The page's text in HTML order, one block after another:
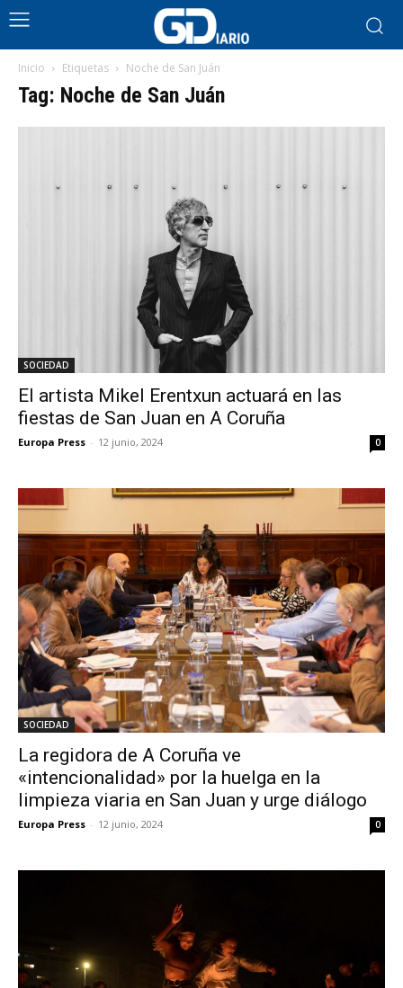
Inicio Etiquetas Noche de San Juán
Tag: Noche de San Juán
SOCIEDAD
El artista Mikel Erentxun actuará en las
fiestas de San Juan en A Coruña
Europa Press - 12 junio, 2024 0
SOCIEDAD
La regidora de A Coruña ve
«intencionalidad» por la huelga en la
limpieza viaria en San Juan y urge diálogo
Europa Press - 12 junio, 2024 0